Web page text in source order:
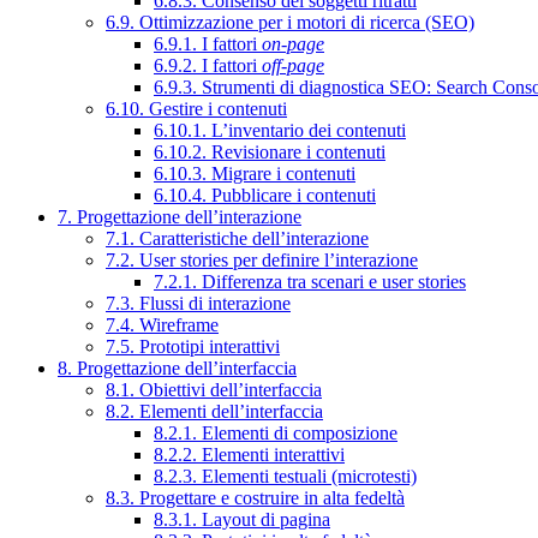
6.9. Ottimizzazione per i motori di ricerca (SEO)
6.9.1. I fattori on-page
6.9.2. I fattori off-page
6.9.3. Strumenti di diagnostica SEO: Search
6.10. Gestire i contenuti
6.10.1. L’inventario dei contenuti
6.10.2. Revisionare i contenuti
6.10.3. Migrare i contenuti
6.10.4. Pubblicare i contenuti
7. Progettazione dell’interazione
7.1. Caratteristiche dell’interazione
7.2. User stories per definire l’interazione
7.2.1. Differenza tra scenari e user stories
7.3. Flussi di interazione
7.4. Wireframe
7.5. Prototipi interattivi
8. Progettazione dell’interfaccia
8.1. Obiettivi dell’interfaccia
8.2. Elementi dell’interfaccia
8.2.1. Elementi di composizione
8.2.2. Elementi interattivi
8.2.3. Elementi testuali (microtesti)
8.3. Progettare e costruire in alta fedeltà
8.3.1. Layout di pagina